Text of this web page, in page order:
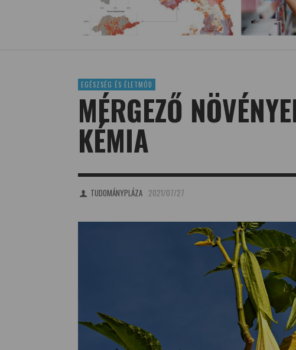
EGÉSZSÉG ÉS ÉLETMÓD
MÉRGEZŐ
KÉMIA
TUDOMÁNYPLÁZA 2021/07/27